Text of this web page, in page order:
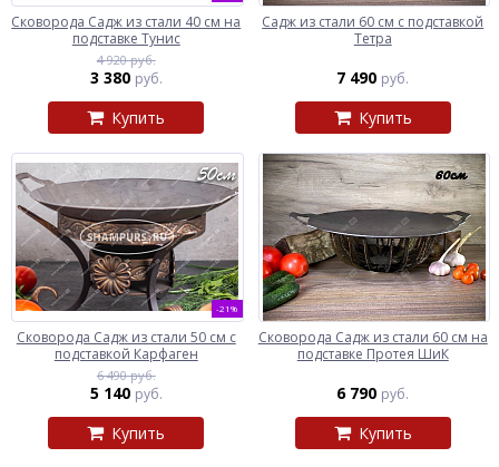
Сковорода Садж из стали 40 см на
подставке Тунис
4 920 руб.
3 380 руб.
Купить
Садж из стали 60 см с подставкой
Тетра
7 490 руб.
Купить
-21%
Сковорода Садж из стали 50 см с
подставкой Карфаген
6 490 руб.
5 140 руб.
Купить
Сковорода Садж из стали 60 см на
подставке Протея ШиК
6 790 руб.
Купить